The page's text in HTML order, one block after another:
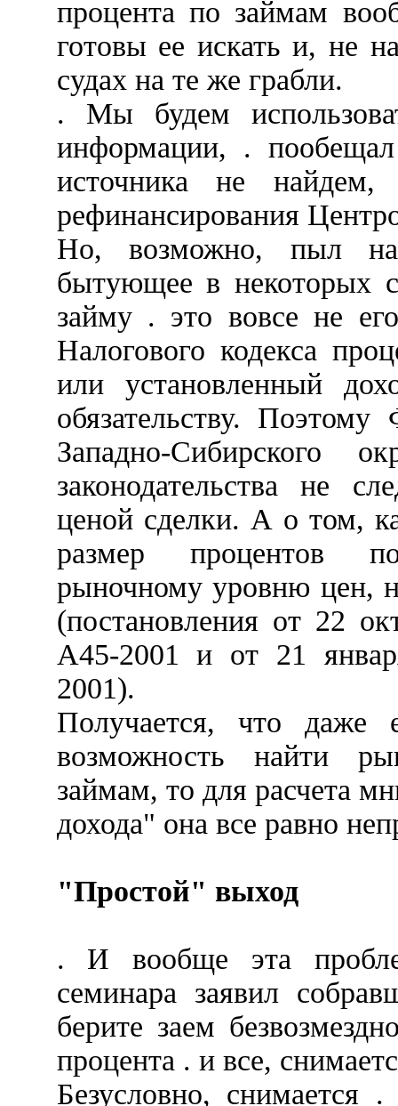
процента по займам
готовы ее искать и, не
судах на те же грабли.
. Мы будем
информации, .
источника не
рефинансирования
Но, возможно, пыл
бытующее в некоторых
займу . это вовсе не
Налогового кодекса
или установленный
обязательству.
Западно-Сибирского
законодательства не
ценой сделки. А о том,
размер процентов
рыночному уровню цен,
(постановления от 22
А45-2001 и от 21
2001).
Получается, что даже
возможность найти
займам, то для расчета
дохода" она все равно
"Простой" выход
. И вообще эта
семинара заявил
берите заем
процента . и все,
Безусловно, снимается